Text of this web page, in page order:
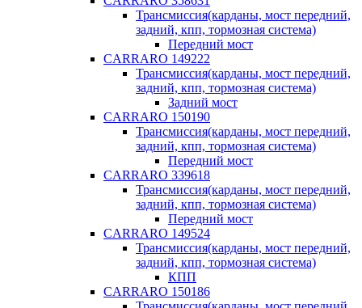
Трансмиссия(карданы, мост передний,
задний, кпп, тормозная система)
Передний мост
CARRARO 149222
Трансмиссия(карданы, мост передний,
задний, кпп, тормозная система)
Задний мост
CARRARO 150190
Трансмиссия(карданы, мост передний,
задний, кпп, тормозная система)
Передний мост
CARRARO 339618
Трансмиссия(карданы, мост передний,
задний, кпп, тормозная система)
Передний мост
CARRARO 149524
Трансмиссия(карданы, мост передний,
задний, кпп, тормозная система)
КПП
CARRARO 150186